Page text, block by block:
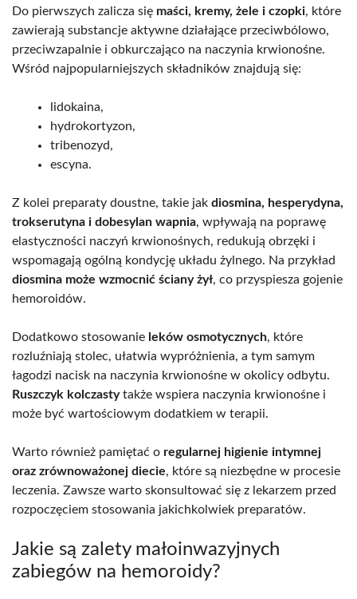
Do pierwszych zalicza się maści, kremy, żele i czopki, które
zawierają substancje aktywne działające przeciwbólowo,
przeciwzapalnie i obkurczająco na naczynia krwionośne.
Wśród najpopularniejszych składników znajdują się:
lidokaina,
hydrokortyzon,
tribenozyd,
escyna.
Z kolei preparaty doustne, takie jak diosmina, hesperydyna,
trokserutyna i dobesylan wapnia, wpływają na poprawę
elastyczności naczyń krwionośnych, redukują obrzęki i
wspomagają ogólną kondycję układu żylnego. Na przykład
diosmina może wzmocnić ściany żył, co przyspiesza gojenie
hemoroidów.
Dodatkowo stosowanie leków osmotycznych, które
rozluźniają stolec, ułatwia wypróżnienia, a tym samym
łagodzi nacisk na naczynia krwionośne w okolicy odbytu.
Ruszczyk kolczastytakże wspiera naczynia krwionośne i
może być wartościowym dodatkiem w terapii.
Warto również pamiętać o regularnej higienie intymnej
oraz zrównoważonej diecie, które są niezbędne w procesie
leczenia. Zawsze warto skonsultować się z lekarzem przed
rozpoczęciem stosowania jakichkolwiek preparatów.
Jakie są zalety małoinwazyjnych
zabiegów na hemoroidy?